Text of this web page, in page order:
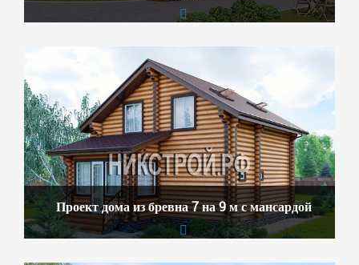
Проект дома из бревна 7 на 9 м с мансардой